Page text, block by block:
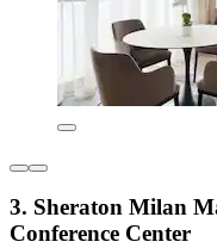
3. Sheraton Milan
Conference Center